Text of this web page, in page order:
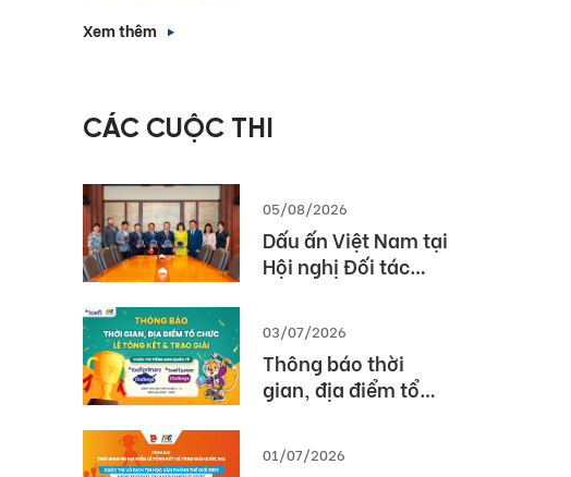
trong nhà trường
Xem thêm
CÁC CUỘC THI
05/08/2026
Dấu ấn Việt Nam tại
Hội nghị Đối tác
Partner Summit –
GPS) 2026
03/07/2026
Thông báo thời
gian, địa điểm tổ
TOEFL Challenge
01/07/2026